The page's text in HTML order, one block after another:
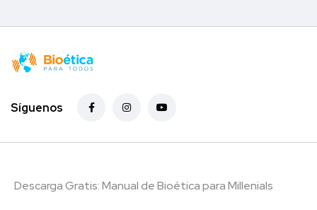
Síguenos
Descarga Gratis: Manual de Bioética para Millenials